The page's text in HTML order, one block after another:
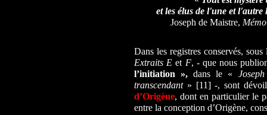
et les élus de l'une et l'autre
Joseph de Maistre,
Dans les registres conservés,
Extraits E et F, - que nous
l’initiation »,dans le «
transcendant» [11] -, sont
d’Origène, dont en particulier le
entre la conception d’Origène,